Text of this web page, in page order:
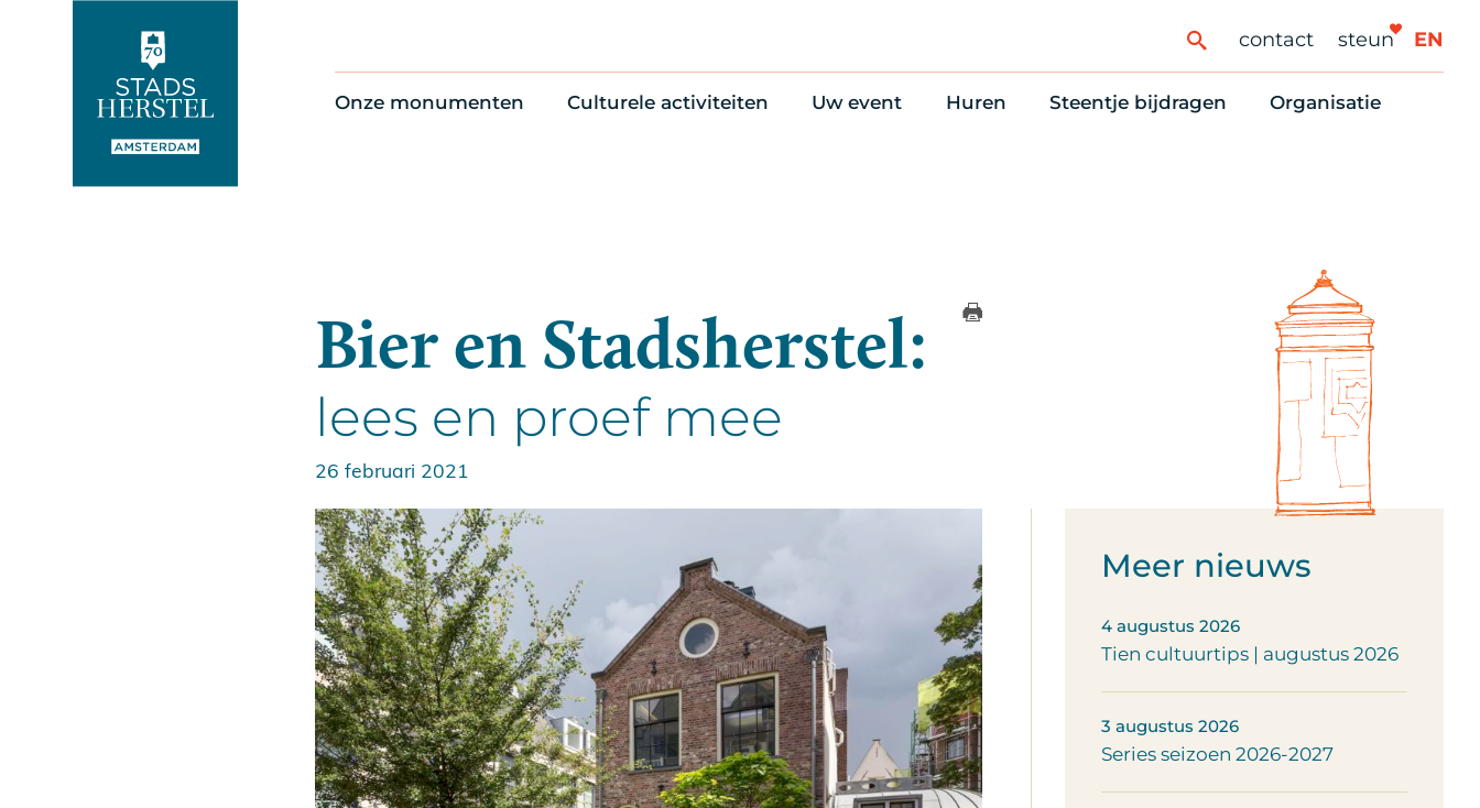
contact steun EN
Onze monumenten Culturele activiteiten Uw event
Trouwen
Huren Steentje bijdragen
Schenken, nalaten en ANBI
6 redenen om mee te doen
Organisatie
Nieuws en
Stadsherstel
Bier en Stadsherstel:
lees en proef mee
26 februari 2021
Meer nieuws
4 augustus 2026
Tien cultuurtips | augustus 2026
3 augustus 2026
Series seizoen 2026-2027